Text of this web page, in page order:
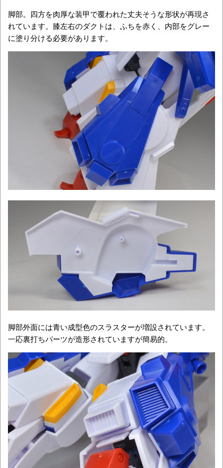
脚部。四方を肉厚な装甲で覆われた丈夫そうな形状が再現さ
れています。膝左右のダクトは、ふちを赤く、内部をグレー
に塗り分ける必要があります。
脚部外面には青い成型色のスラスターが増設されています。
一応裏打ちパーツが造形されていますが簡易的。